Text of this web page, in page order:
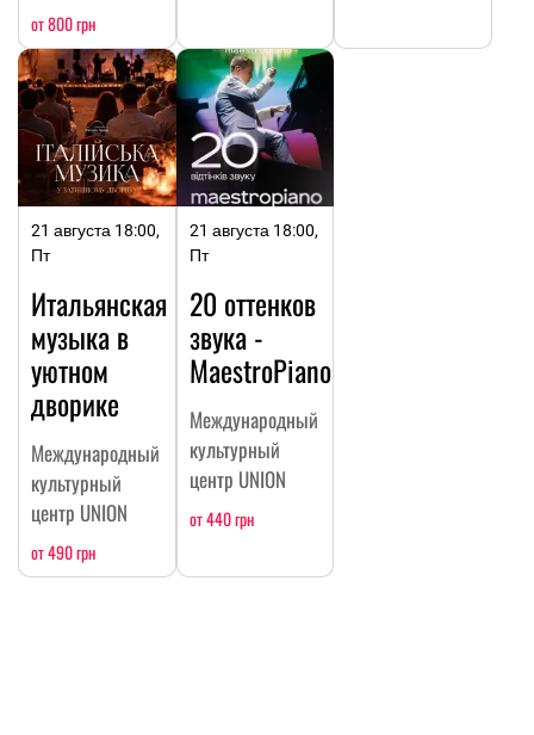
от 800 грн
21 августа 18:00,
Пт
Итальянская
музыка в
уютном
дворике
Международный
культурный
центр UNION
от 490 грн
21 августа 18:00,
Пт
20 оттенков
звука -
MaestroPiano
Международный
культурный
центр UNION
от 440 грн